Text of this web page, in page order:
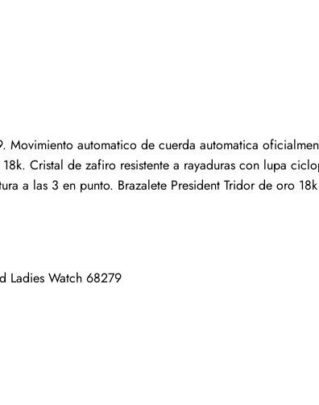
automatico de cuerda automatica
Cristal de zafiro resistente a rayaduras con lupa
a las 3 en punto. Brazalete President Tridor de oro
Ladies Watch 68279
artículo pueden dejar una reseña.